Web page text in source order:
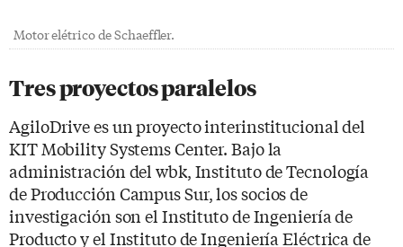
Motor elétrico de Schaeffler.
Tres proyectos paralelos
AgiloDrive es un proyecto interinstitucional del
KIT Mobility Systems Center. Bajo la
administración del wbk, Instituto de Tecnología
de Producción Campus Sur, los socios de
investigación son el Instituto de Ingeniería de
Producto y el Instituto de Ingeniería Eléctrica de